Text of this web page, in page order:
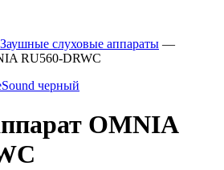
Заушные слуховые аппараты —
RU560-DRWC
OMNIA